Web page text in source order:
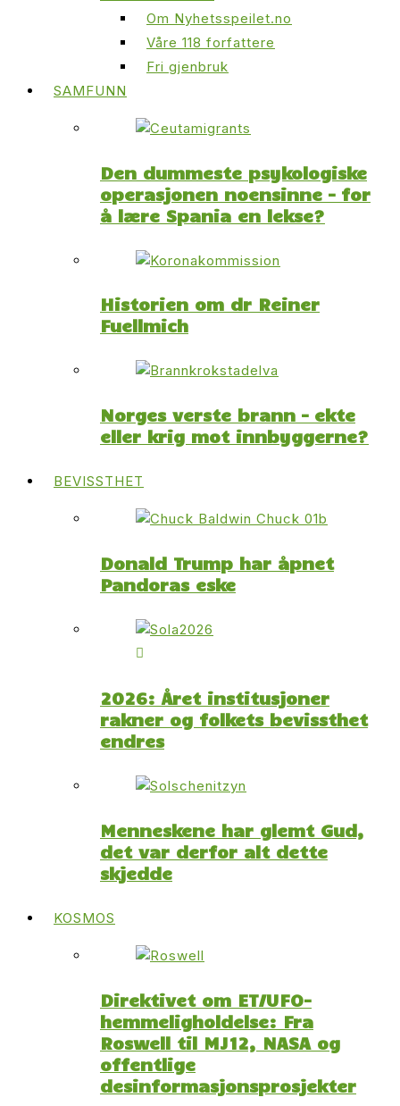
Om Nyhetsspeilet.no
Våre 118 forfattere
Fri gjenbruk
SAMFUNN
Den dummeste psykologiske
operasjonen noensinne – for
å lære Spania en lekse?
Historien om dr Reiner
Fuellmich
Norges verste brann – ekte
eller krig mot innbyggerne?
BEVISSTHET
Donald Trump har åpnet
Pandoras eske
2026: Året institusjoner
rakner og folkets bevissthet
endres
Menneskene har glemt Gud,
det var derfor alt dette
skjedde
KOSMOS
Direktivet om ET/UFO-
hemmeligholdelse: Fra
Roswell til MJ12, NASA og
offentlige
desinformasjonsprosjekter